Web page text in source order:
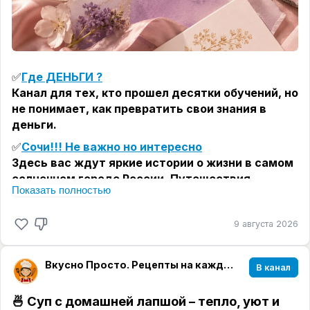
✅Где ДЕНЬГИ ?
Канал для тех, кто прошел десятки обучений, но
не понимает, как превратить свои знания в
деньги.
✅Сочи!!! Не важно но интересно
Здесь вас ждут яркие истории о жизни в самом
солнечном городе России. Путешествия,
гастрономия, культура и море вдохновения!
вас!
✅Роза Султан: ИСЦЕЛЯЯ ЖИЗНЬ
Род, психология и магия - как единое целое.
Изучение рода даёт опору в деньгах, любви и
жизни.
Показать полностью
9 августа 2026
Вкусно Просто. Рецепты на каждый день. В канал
🍜 Суп с домашней лапшой – тепло, уют и